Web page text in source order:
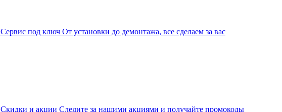
Сервис под ключ От установки до демонтажа, все сделаем за вас
Скидки и акции Следите за нашими акциями и получайте промокоды